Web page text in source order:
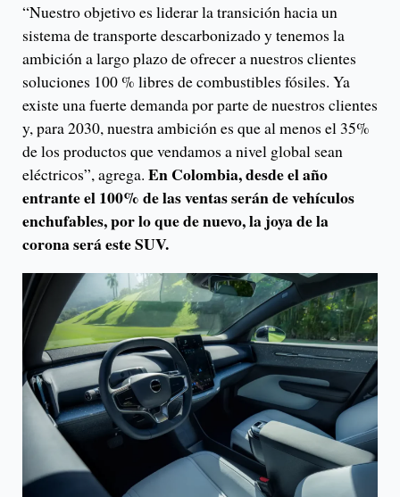
“Nuestro objetivo es liderar la transición hacia un
sistema de transporte descarbonizado y tenemos la
ambición a largo plazo de ofrecer a nuestros clientes
soluciones 100 % libres de combustibles fósiles. Ya
existe una fuerte demanda por parte de nuestros clientes
y, para 2030, nuestra ambición es que al menos el 35%
de los productos que vendamos a nivel global sean
eléctricos”, agrega. En Colombia, desde el año
entrante el 100% de las ventas serán de vehículos
enchufables, por lo que de nuevo, la joya de la
corona será este SUV.